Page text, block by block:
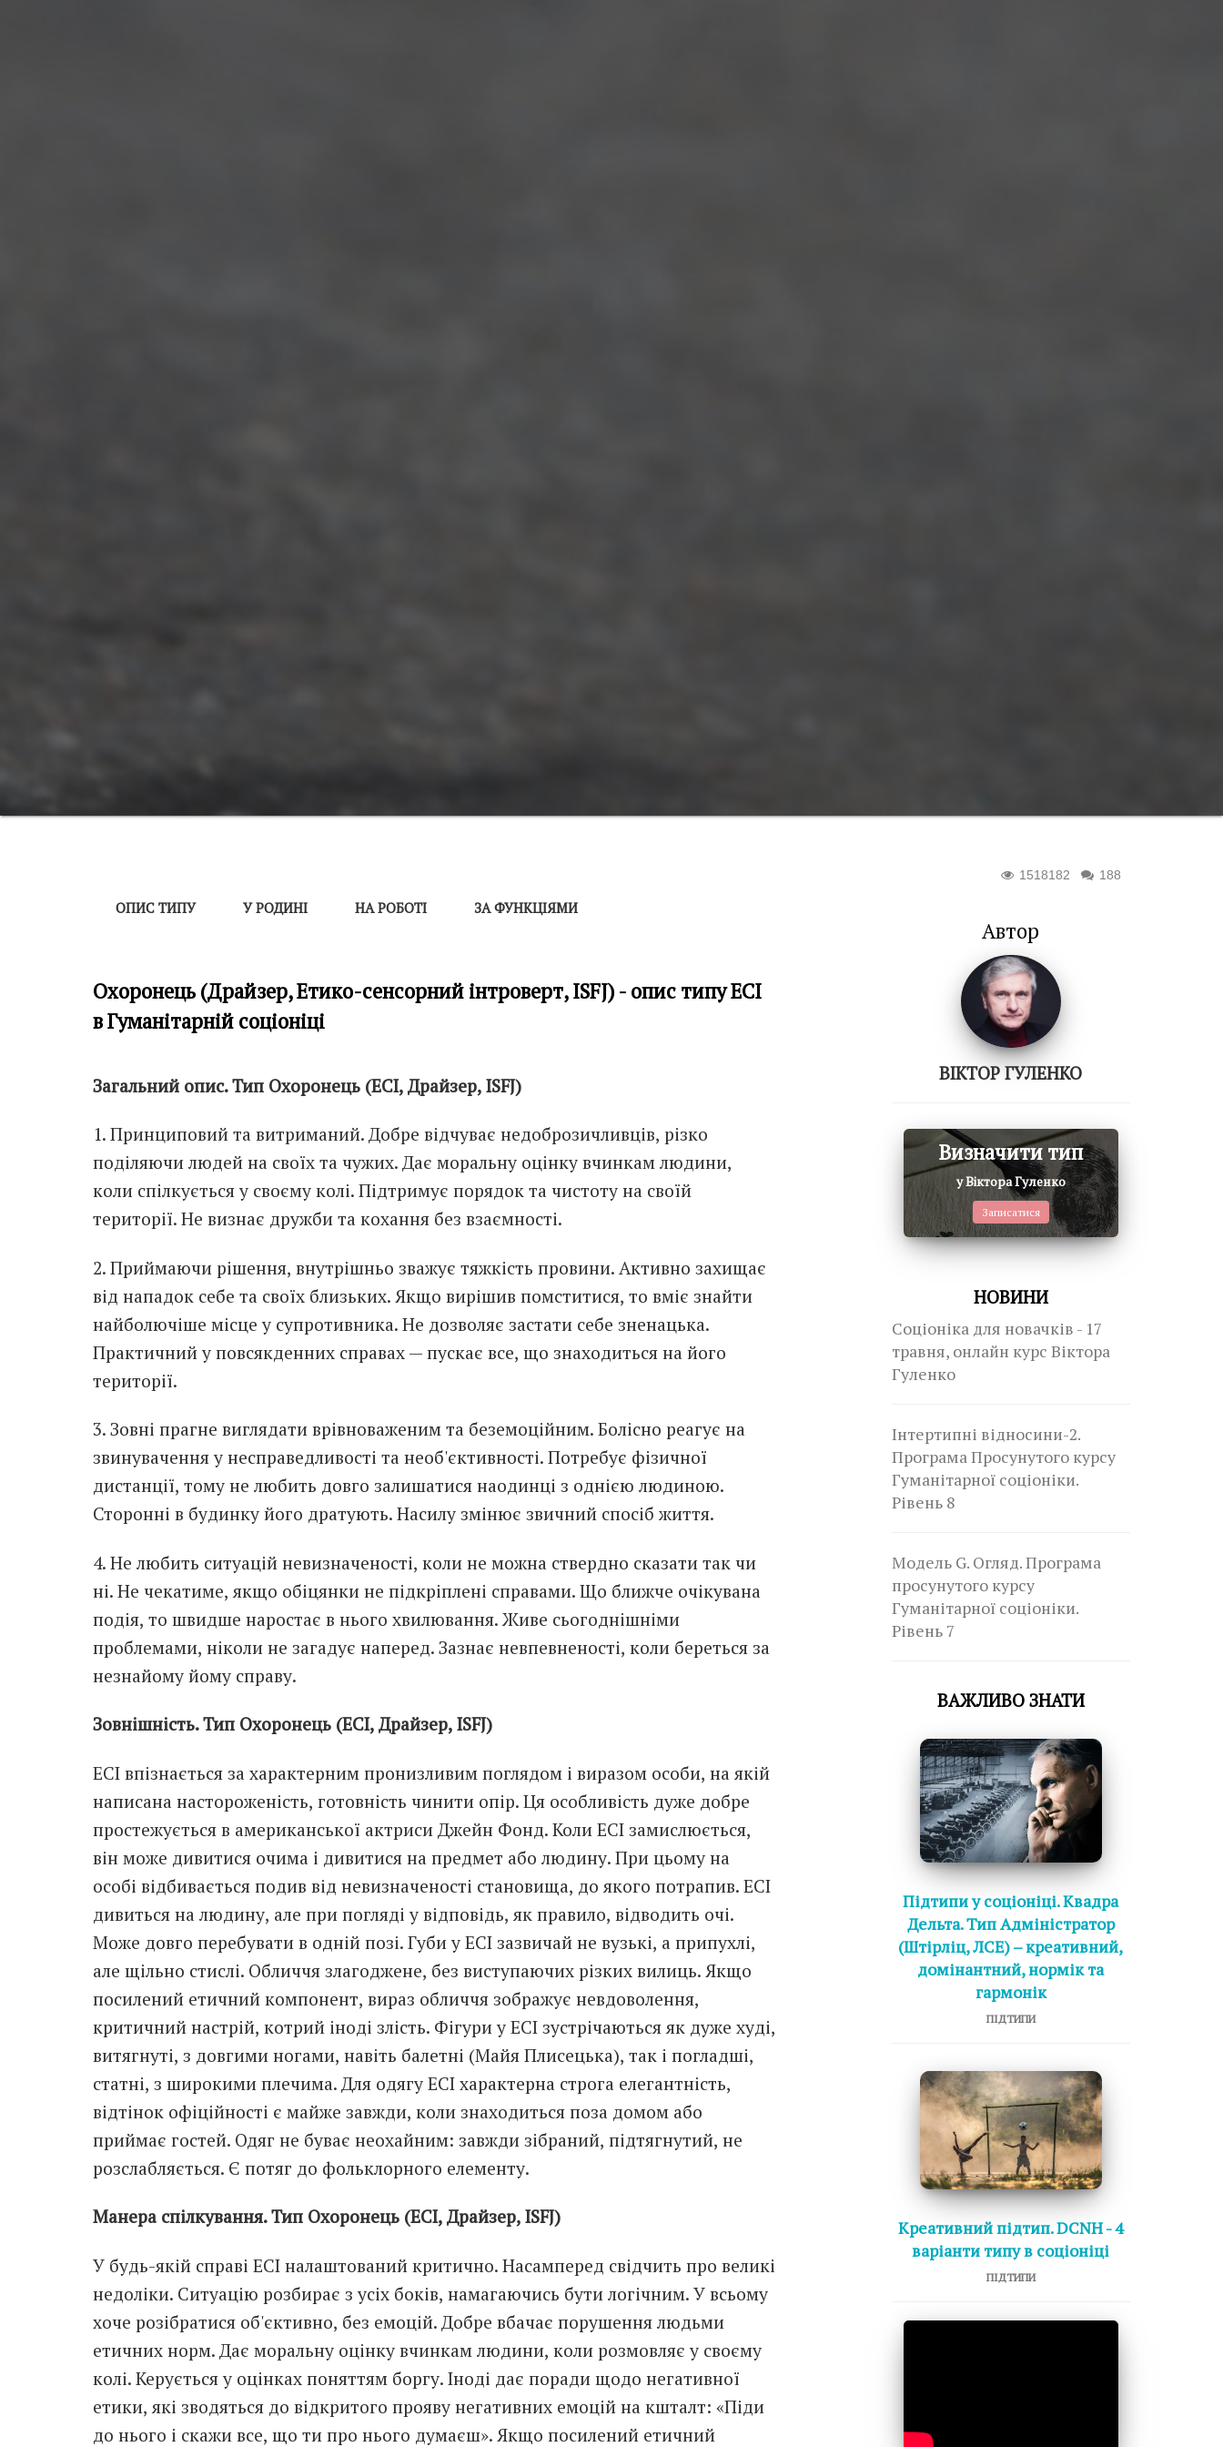
188
1518182
ОПИС ТИПУ У РОДИНІ НА РОБОТІ ЗА ФУНКЦІЯМИ
Охоронець (Драйзер, Етико-сенсорний інтроверт, ISFJ) - опис типу ЕСІ
в Гуманітарній соціоніці
Загальний опис. Тип Охоронець (ЕСІ, Драйзер, ISFJ)
1. Принциповий та витриманий. Добре відчуває недоброзичливців, різко
поділяючи людей на своїх та чужих. Дає моральну оцінку вчинкам людини,
коли спілкується у своєму колі. Підтримує порядок та чистоту на своїй
території. Не визнає дружби та кохання без взаємності.
2. Приймаючи рішення, внутрішньо зважує тяжкість провини. Активно захищає
від нападок себе та своїх близьких. Якщо вирішив помститися, то вміє знайти
найболючіше місце у супротивника. Не дозволяє застати себе зненацька.
Практичний у повсякденних справах — пускає все, що знаходиться на його
території.
3. Зовні прагне виглядати врівноваженим та беземоційним. Болісно реагує на
звинувачення у несправедливості та необ'єктивності. Потребує фізичної
дистанції, тому не любить довго залишатися наодинці з однією людиною.
Сторонні в будинку його дратують. Насилу змінює звичний спосіб життя.
4. Не любить ситуацій невизначеності, коли не можна ствердно сказати так чи
ні. Не чекатиме, якщо обіцянки не підкріплені справами. Що ближче очікувана
подія, то швидше наростає в нього хвилювання. Живе сьогоднішніми
проблемами, ніколи не загадує наперед. Зазнає невпевненості, коли береться за
незнайому йому справу.
Зовнішність. Тип Охоронець (ЕСІ, Драйзер, ISFJ)
ЕСІ впізнається за характерним пронизливим поглядом і виразом особи, на якій
написана настороженість, готовність чинити опір. Ця особливість дуже добре
простежується в американської актриси Джейн Фонд. Коли ЕСІ замислюється,
він може дивитися очима і дивитися на предмет або людину. При цьому на
особі відбивається подив від невизначеності становища, до якого потрапив. ЕСІ
дивиться на людину, але при погляді у відповідь, як правило, відводить очі.
Може довго перебувати в одній позі. Губи у ЕСІ зазвичай не вузькі, а припухлі,
але щільно стислі. Обличчя злагоджене, без виступаючих різких вилиць. Якщо
посилений етичний компонент, вираз обличчя зображує невдоволення,
критичний настрій, котрий іноді злість. Фігури у ЕСІ зустрічаються як дуже худі,
витягнуті, з довгими ногами, навіть балетні (Майя Плисецька), так і погладші,
статні, з широкими плечима. Для одягу ЕСІ характерна строга елегантність,
відтінок офіційності є майже завжди, коли знаходиться поза домом або
приймає гостей. Одяг не буває неохайним: завжди зібраний, підтягнутий, не
розслабляється. Є потяг до фольклорного елементу.
Манера спілкування. Тип Охоронець (ЕСІ, Драйзер, ISFJ)
У будь-якій справі ЕСІ налаштований критично. Насамперед свідчить про великі
недоліки. Ситуацію розбирає з усіх боків, намагаючись бути логічним. У всьому
хоче розібратися об'єктивно, без емоцій. Добре вбачає порушення людьми
етичних норм. Дає моральну оцінку вчинкам людини, коли розмовляє у своєму
колі. Керується у оцінках поняттям боргу. Іноді дає поради щодо негативної
етики, які зводяться до відкритого прояву негативних емоцій на кшталт: «Піди
до нього і скажи все, що ти про нього думаєш». Якщо посилений етичний
Автор
ВІКТОР ГУЛЕНКО
Визначити тип
у Віктора Гуленко
Записатися
НОВИНИ
Соціоніка для новачків - 17
травня, онлайн курс Віктора
Гуленко
Інтертипні відносини-2.
Програма Просунутого курсу
Гуманітарної соціоніки.
Рівень 8
Модель G. Огляд. Програма
просунутого курсу
Гуманітарної соціоніки.
Рівень 7
ВАЖЛИВО ЗНАТИ
Підтипи у соціоніці. Квадра
Дельта. Тип Адміністратор
(Штірліц, ЛСЕ) – креативний,
домінантний, нормік та
гармонік
ПІДТИПИ
Креативний підтип. DCNH - 4
варіанти типу в соціоніці
ПІДТИПИ